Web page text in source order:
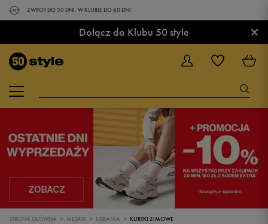
ZWROT DO 30 DNI. W KLUBIE DO 60 DNI.
Dołącz do Klubu 50 style ×
STRONA GŁÓWNA MĘSKIE UBRANIA KURTKI ZIMOWE